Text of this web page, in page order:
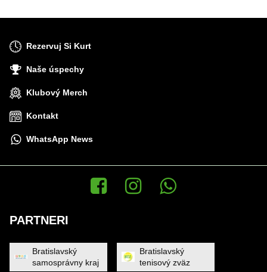
Rezervuj Si Kurt
Naše úspechy
Klubový Merch
Kontakt
WhatsApp News
Facebook Instagram WhatsApp News
PARTNERI
Bratislavský
samosprávny kraj
Bratislavský
tenisový zväz